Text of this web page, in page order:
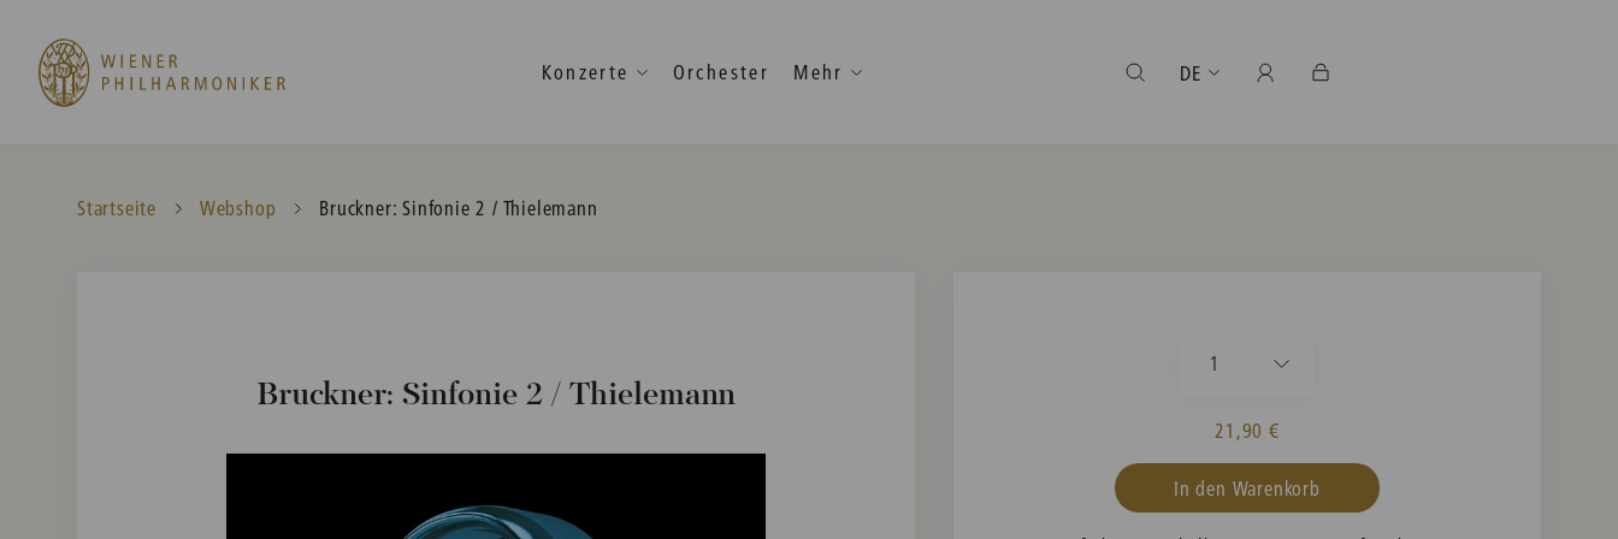
Konzerte Orchester Mehr DE
Startseite Webshop Current:
Bruckner: Sinfonie 2 / Thielemann
Bruckner: Sinfonie 2 / Thielemann
1
21,90 €
In den Warenkorb